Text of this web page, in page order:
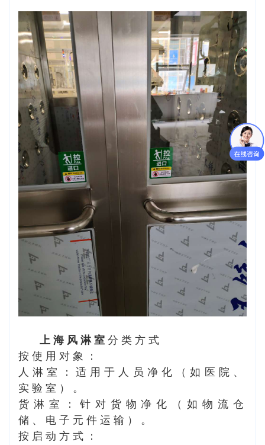
上海风淋室 分类方式
按使用对象：
人淋室：适用于人员净化（如医院、
实验室）。
货淋室：针对货物净化（如物流仓
储、电子元件运输）。
按启动方式：